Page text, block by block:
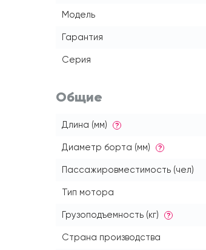
Модель
Гарантия
Серия
Общие
Длина (мм) ?
Диаметр борта (мм) ?
Пассажировместимость (чел)
Тип мотора
Грузоподъемность (кг) ?
Страна производства